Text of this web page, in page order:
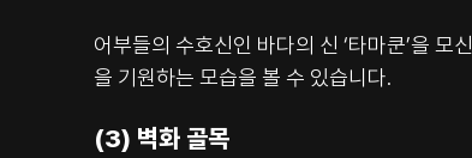
어부들의 수호신인 바다의 신 ‘타마쿤’을
을 기원하는 모습을 볼 수 있습니다.
(3) 벽화 골목